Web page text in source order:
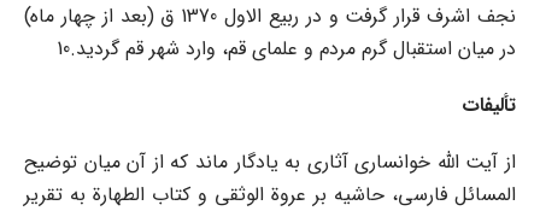
نجف اشرف قرار گرفت و در ربیع الاول 1370 ق (بعد از چهار ماه)
در میان استقبال گرم مردم و علمای قم، وارد شهر قم گردید.10
تألیفات
از آیت الله خوانساری آثاری به یادگار ماند که از آن میان توضیح
المسائل فارسی، حاشیه بر عروة الوثقی و کتاب الطهارة به تقریر